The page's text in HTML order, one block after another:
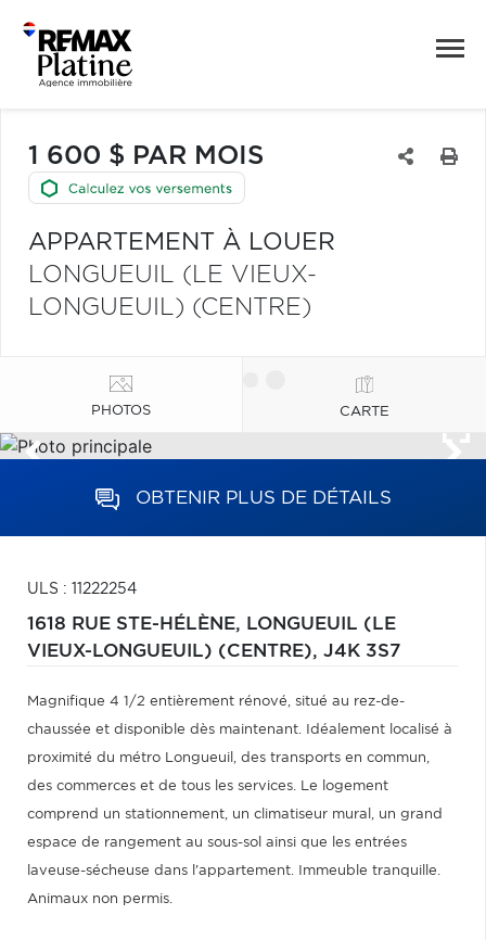
1 600 $ PAR MOIS
APPARTEMENT À LOUER
LONGUEUIL (LE VIEUX-
LONGUEUIL) (CENTRE)
PHOTOS CARTE
OBTENIR PLUS DE DÉTAILS
ULS : 11222254
1618 RUE STE-HÉLÈNE, LONGUEUIL (LE
VIEUX-LONGUEUIL) (CENTRE), J4K 3S7
Magnifique 4 1/2 entièrement rénové, situé au rez-de-
chaussée et disponible dès maintenant. Idéalement localisé à
proximité du métro Longueuil, des transports en commun,
des commerces et de tous les services. Le logement
comprend un stationnement, un climatiseur mural, un grand
espace de rangement au sous-sol ainsi que les entrées
laveuse-sécheuse dans l'appartement. Immeuble tranquille.
Animaux non permis.